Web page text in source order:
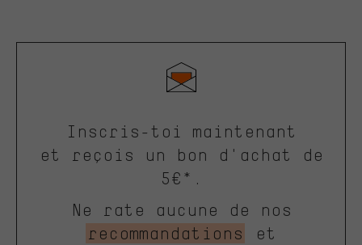
Inscris-toi maintenant
et reçois un bon d'achat de
5€*.
Ne rate aucune de nos
recommandations
et